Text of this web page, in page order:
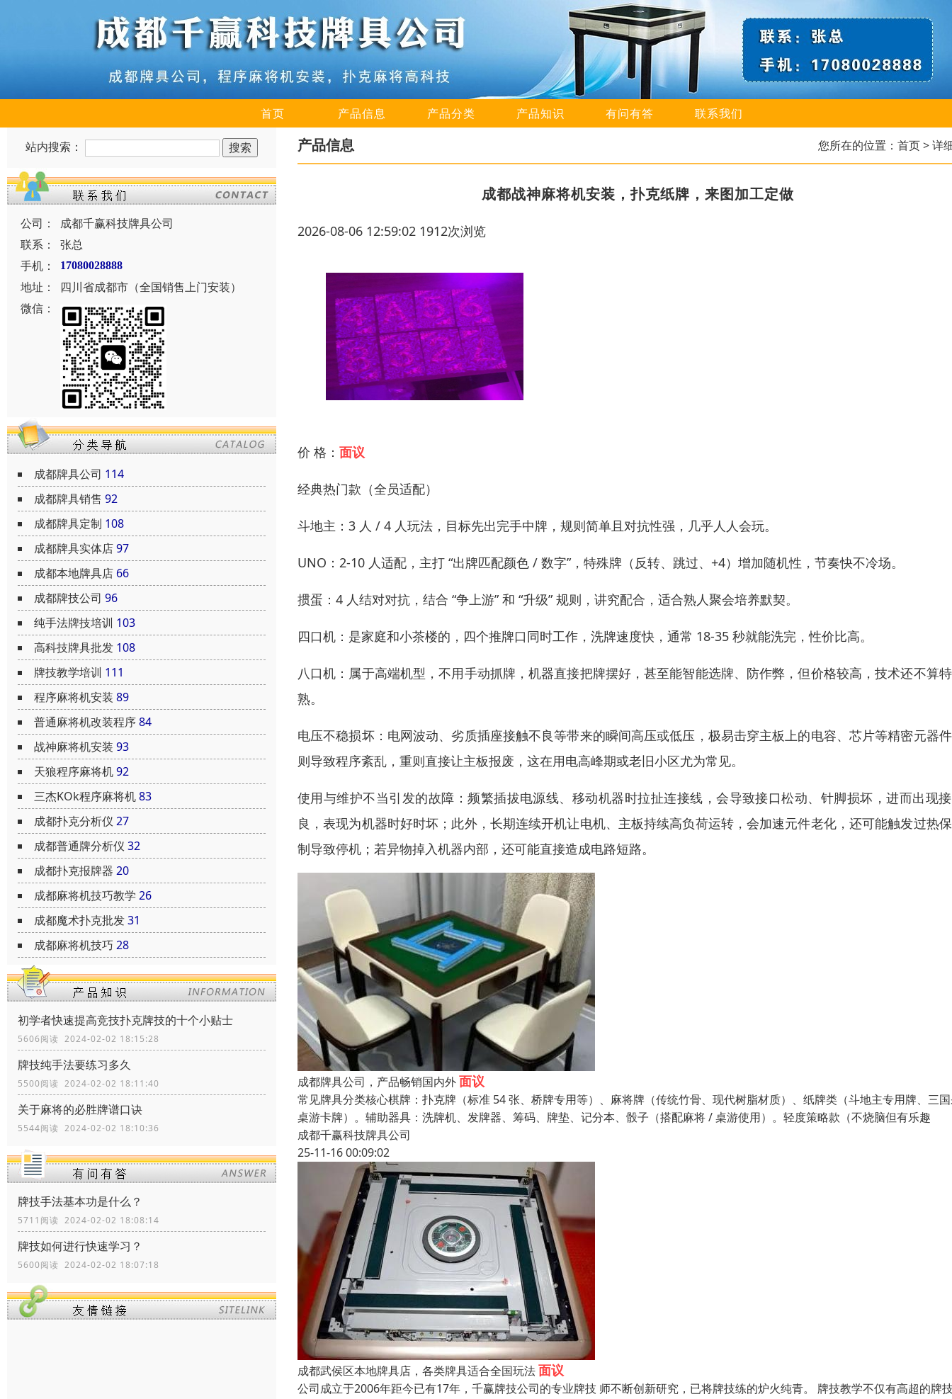
首页 产品信息 产品分类 产品知识 有问有答 联系我们
站内搜索：
公司：
成都千赢科技牌具公司
联系：
张总
手机：
17080028888
地址：
四川省成都市（全国销售上门安装）
微信：
成都牌具公司 114
成都牌具销售 92
成都牌具定制 108
成都牌具实体店97
成都本地牌具店 66
成都牌技公司 96
纯手法牌技培训 103
高科技牌具批发 108
牌技教学培训 111
程序麻将机安装 89
普通麻将机改装程序84
战神麻将机安装 93
天狼程序麻将机92
三杰KOk程序麻将机83
成都扑克分析仪27
成都普通牌分析仪32
成都扑克报牌器 20
成都麻将机技巧教学 26
成都魔术扑克批发31
成都麻将机技巧 28
初学者快速提高竞技扑克牌技的十个小贴士
5606阅读 2024-02-02 18:15:28
牌技纯手法要练习多久
5500阅读 2024-02-02 18:11:40
关于麻将的必胜牌谱口诀
5544阅读 2024-02-02 18:10:36
牌技手法基本功是什么？
5711阅读 2024-02-02 18:08:14
牌技如何进行快速学习？
5600阅读 2024-02-02 18:07:18
产品信息 您所在的位置： 首页> 详
成都战神麻将机安装，扑克纸牌，来图加工定做
2026-08-06 12:59:02 1912次浏览
价 格： 面议
经典热门款（全员适配）
斗地主：3 人 / 4 人玩法，目标先出完手中牌，规则简单且对抗性强，几乎人人会玩。
UNO：2-10 人适配，主打 “出牌匹配颜色 / 数字”，特殊牌（反转、跳过、+4）增加随机性，节奏快不冷场。
掼蛋：4 人结对对抗，结合 “争上游” 和 “升级” 规则，讲究配合，适合熟人聚会培养默契。
四口机：是家庭和小茶楼的，四个推牌口同时工作，洗牌速度快，通常 18-35 秒就能洗完，性价比高。
八口机：属于高端机型，不用手动抓牌，机器直接把牌摆好，甚至能智能选牌、防作弊，但价格较高，技术还不算
熟。
电压不稳损坏：电网波动、劣质插座接触不良等带来的瞬间高压或低压，极易击穿主板上的电容、芯片等精密元器
则导致程序紊乱，重则直接让主板报废，这在用电高峰期或老旧小区尤为常见。
使用与维护不当引发的故障：频繁插拔电源线、移动机器时拉扯连接线，会导致接口松动、针脚损坏，进而出现
良，表现为机器时好时坏；此外，长期连续开机让电机、主板持续高负荷运转，会加速元件老化，还可能触发过热
制导致停机；若异物掉入机器内部，还可能直接造成电路短路。
成都牌具公司，产品畅销国内外面议
常见牌具分类核心棋牌：扑克牌（标准 54 张、桥牌专用等）、麻将牌（传统竹骨、现代树脂材质）、纸牌类（斗地主专用牌、三
桌游卡牌）。辅助器具：洗牌机、发牌器、筹码、牌垫、记分本、骰子（搭配麻将 / 桌游使用）。轻度策略款（不烧脑但有乐趣
成都千赢科技牌具公司
25-11-16 00:09:02
成都武侯区本地牌具店，各类牌具适合全国玩法面议
公司成立于2006年距今已有17年，千赢牌技公司的专业牌技 师不断创新研究，已将牌技练的炉火纯青。 牌技教学不仅有高超的牌